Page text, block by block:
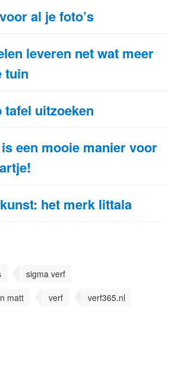
al je foto’s
leveren net wat meer
tuin
tafel uitzoeken
een mooie manier voor
het merk Iittala
sigma verf
matt
verf
verf365.nl